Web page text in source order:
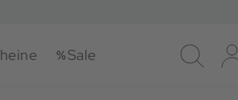
Sale
Suche